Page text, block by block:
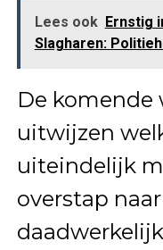
Lees ook Ernstig
Slagharen:
De komende
uitwijzen
uiteindelijk
overstap